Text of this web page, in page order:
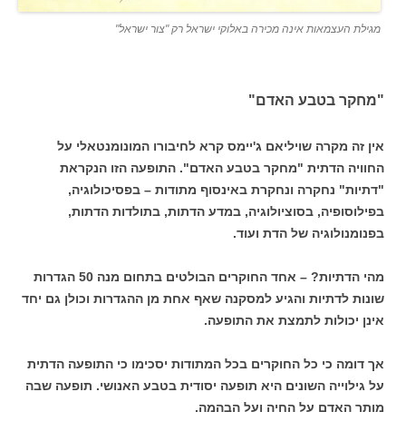
מגילת העצמאות אינה מכירה באלוקי ישראל רק "צור ישראל"
"מחקר בטבע האדם"
אין זה מקרה שויליאם ג'יימס קרא לחיבורו המונומנטאלי על
החוויה הדתית "מחקר בטבע האדם". התופעה הזו הנקראת
"דתיות" נחקרה ונחקרת באינסוף מתודות – בפסיכולוגיה,
בפילוסופיה, בסוציולוגיה, במדע הדתות, בתולדות הדתות,
בפנומנולוגיה של הדת ועוד.
מהי הדתיות? – אחד החוקרים הבולטים בתחום מנה 50 הגדרות
שונות לדתיות והגיע למסקנה שאף אחת מן ההגדרות וכולן גם יחד
אינן יכולות לתמצת את התופעה.
אך דומה כי כל החוקרים בכל המתודות יסכימו כי התופעה הדתית
על גילוייה השונים היא תופעה יסודית בטבע האנושי. תופעה שבה
מותר האדם על החיה ועל הבהמה.